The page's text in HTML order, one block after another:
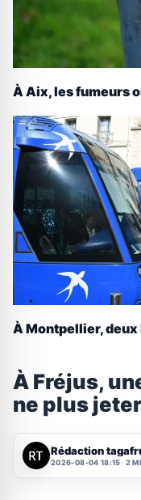
À Aix, les fumeurs
À Montpellier, deux
À Fréjus,
ne plus
Rédaction
2026-08-04 18:15 2